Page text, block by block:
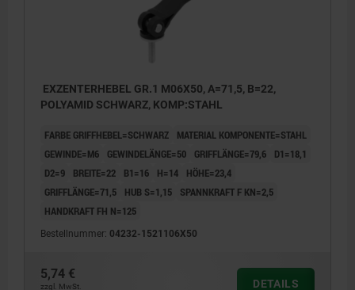
EXZENTERHEBEL GR.1 M06X50, A=71,5, B=22,
POLYAMID SCHWARZ, KOMP:STAHL
FARBE GRIFFHEBEL=SCHWARZ
MATERIAL KOMPONENTE=STAHL
GEWINDE=M6
GEWINDELÄNGE=50 GRIFFLÄNGE=79,6
D1=18,1
D2=9
BREITE=22 B1=16 H=14
HÖHE=23,4
GRIFFLÄNGE=71,5
HUB S=1,15
SPANNKRAFT F KN=2,5
HANDKRAFT FH N=125
Bestellnummer: 04232-1521106X50
5,74 €
zzgl. MwSt. DETAILS